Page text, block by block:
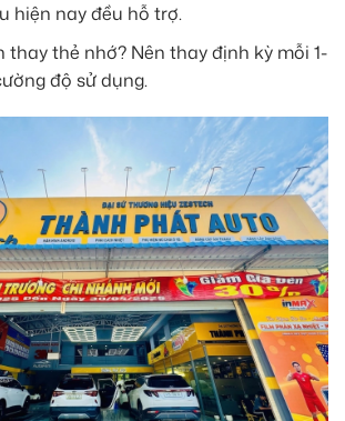
hiện nay đều hỗ trợ.
thay thẻ nhớ? Nên thay định kỳ mỗi 1-
độ sử dụng.